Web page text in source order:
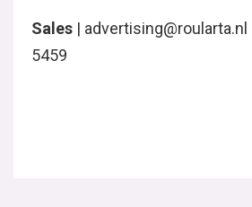
Sales |
5459